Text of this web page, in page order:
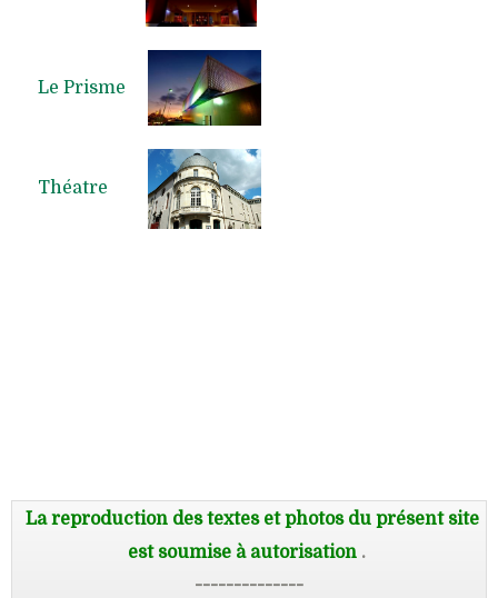
Le Prisme
Théatre
La reproduction des textes et photos du présent site
est soumise à autorisation.
--------------